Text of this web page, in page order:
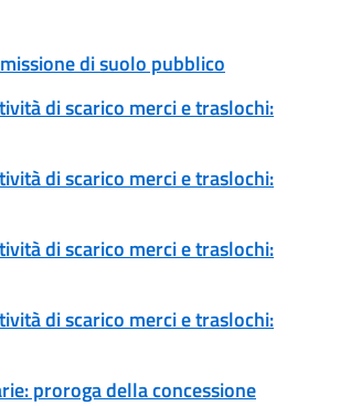
di suolo pubblico
di scarico merci e traslochi:
di scarico merci e traslochi:
di scarico merci e traslochi:
di scarico merci e traslochi:
proroga della concessione